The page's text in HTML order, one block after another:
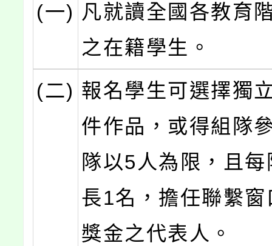
(一) 凡就讀全國各教育
之在籍學生。
(二) 報名學生可選擇獨
件作品，或得組隊
隊以5人為限，且
長1名，擔任聯繫
獎金之代表人。